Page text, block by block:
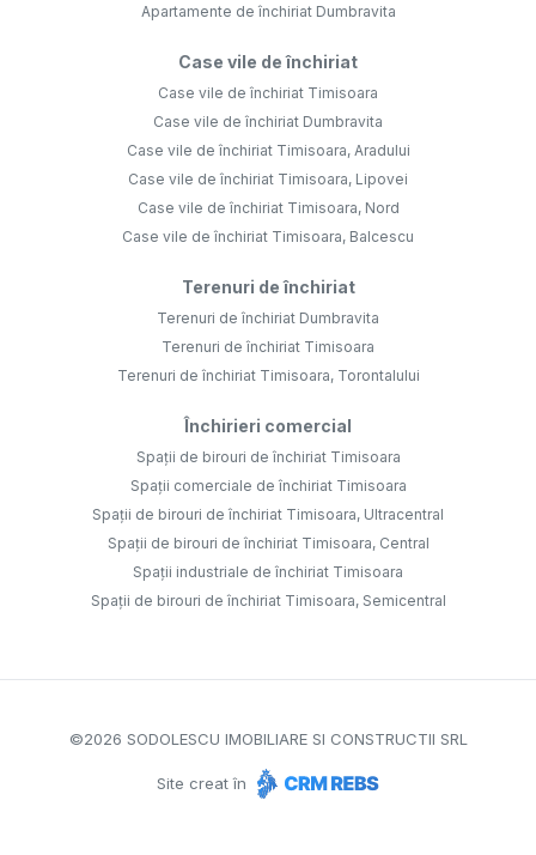
Apartamente de închiriat Dumbravita
Case vile de închiriat
Case vile de închiriat Timisoara
Case vile de închiriat Dumbravita
Case vile de închiriat Timisoara, Aradului
Case vile de închiriat Timisoara, Lipovei
Case vile de închiriat Timisoara, Nord
Case vile de închiriat Timisoara, Balcescu
Terenuri de închiriat
Terenuri de închiriat Dumbravita
Terenuri de închiriat Timisoara
Terenuri de închiriat Timisoara, Torontalului
Închirieri comercial
Spații de birouri de închiriat Timisoara
Spații comerciale de închiriat Timisoara
Spații de birouri de închiriat Timisoara, Ultracentral
Spații de birouri de închiriat Timisoara, Central
Spații industriale de închiriat Timisoara
Spații de birouri de închiriat Timisoara, Semicentral
©2026 SODOLESCU IMOBILIARE SI CONSTRUCTII SRL
Site creat în